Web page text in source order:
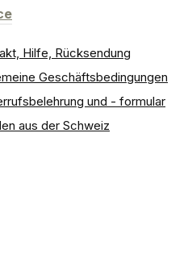
Hilfe, Rücksendung
Geschäftsbedingungen
und - formular
aus der Schweiz